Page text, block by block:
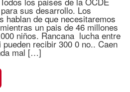
sus desarrollo. Los
hablan de que necesitaremos
un pais de 46 millones
niños. Rancana lucha entre
recibir 300 0 no.. Caen
mal […]